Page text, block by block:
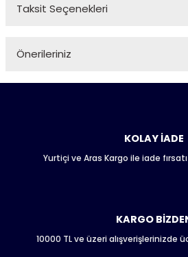
Ürün hakkında henüz soru
Taksit Seçenekleri
Önerileriniz
Bu ürünün fiyat bilgisi, resim, ürün
Ürün resmi kalitesiz, bozuk veya
Ürün fiyatı diğer sitelerden daha
Bu ürüne benzer farklı
KOLAY İADE
Yurtiçi ve Aras Kargo ile iade
KARGO
10000 TL ve üzeri alışverişlerinizde